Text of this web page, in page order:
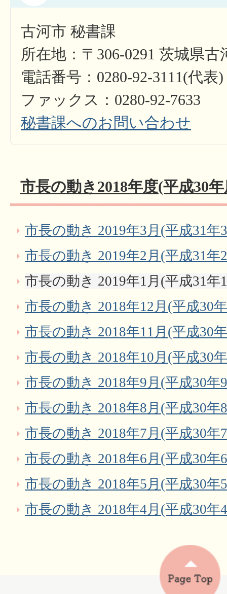
古河市 秘書課
所在地：〒306-0291 茨城県
電話番号：0280-92-3111(代表)
ファックス：0280-92-7633
秘書課へのお問い合わせ
市長の動き2018年度(平成30
市長の動き 2019年3月(平成31年
市長の動き 2019年2月(平成31年
市長の動き 2019年1月(平成31年
市長の動き 2018年12月(平成30
市長の動き 2018年11月(平成30
市長の動き 2018年10月(平成30
市長の動き 2018年9月(平成30年
市長の動き 2018年8月(平成30年
市長の動き 2018年7月(平成30年
市長の動き 2018年6月(平成30年
市長の動き 2018年5月(平成30年
市長の動き 2018年4月(平成30年